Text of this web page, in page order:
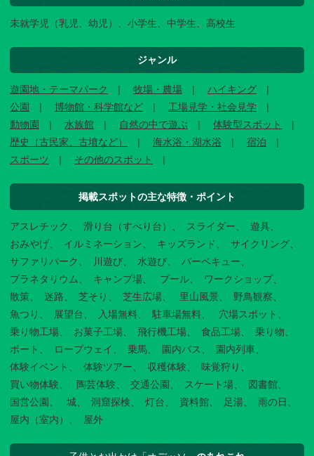
未就学児（乳児、幼児）、小学生、中学生、高校生
ジャンル
遊園地・テーマパーク 牧場・農場
ハイキング
公園
博物館・科学館など
工場見学・社会見学
動物園
水族館 自然の中で遊ぶ
体験型スポット
歴史（古民家、古墳など）
海水浴・湖水浴
宿泊
スポーツ
その他のスポット
掲載スポットの主な特徴・ポイント
アスレチック 滑り台（すべり台） スライダー
遊具
おみやげ
イルミネーション キッズランド
サイクリング
サファリパーク
川遊び 水遊び
バーベキュー
プラネタリウム
キャンプ場 プール
ワークショップ
散策
迷路 芝そり 芝生広場 里山風景
野鳥観察
魚つり
展望台 入場無料 駐車場無料
穴場スポット
乗り物工場
お菓子工場 飛行機工場 食品工場
乗り物
ボート
ロープウェイ 乗馬 園内バス
園内列車
体験イベント
体験ツアー 収穫体験
味覚狩り
買い物体験
陶芸体験 交通公園 スケート場
図書館
国営公園
城 洞窟探検 灯台 資料館 足湯
雨の日
屋内（室内）
屋外